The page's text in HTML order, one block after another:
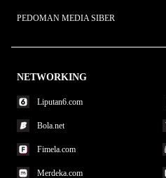
PEDOMAN MEDIA SIBER
NETWORKING
Liputan6.com
Bola.net
Fimela.com
Merdeka.com